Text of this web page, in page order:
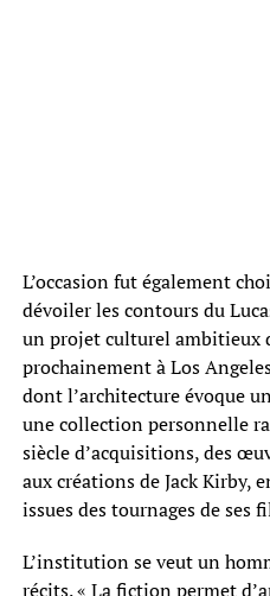
L’occasion fut également
dévoiler les contours du
un projet culturel ambitieux
prochainement à Los
dont l’architecture évoque
une collection personnelle
siècle d’acquisitions, des
aux créations de Jack Kirby,
issues des tournages de ses
L’institution se veut un
récits. « La fiction permet